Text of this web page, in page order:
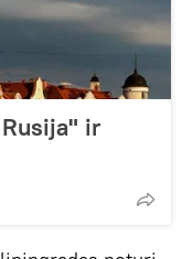
ir